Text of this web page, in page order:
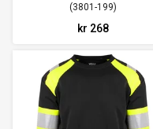
3801-199
kr 268